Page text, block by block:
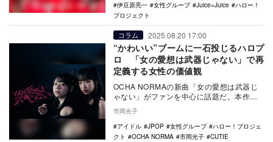
伊豆原亮一
女性グループ Juice=Juice
ハロー！
プロジェクト
コラム 2025.08.20 17:00
“かわいい”ブームに一石投じるハロプ
ロ 「女の愛想は武器じゃない」で再
定義する女性の価値観
OCHA NORMAの新曲「女の愛想は武器じ
ゃない」がファンを中心に話題だ。本作を
起点として、ハロプロによる女性像の再定
義につい…
市岡光子
アイドル
JPOP 女性グループ
ハロー！プロジェ
クト
OCHA NORMA 市岡光子
CUTIE